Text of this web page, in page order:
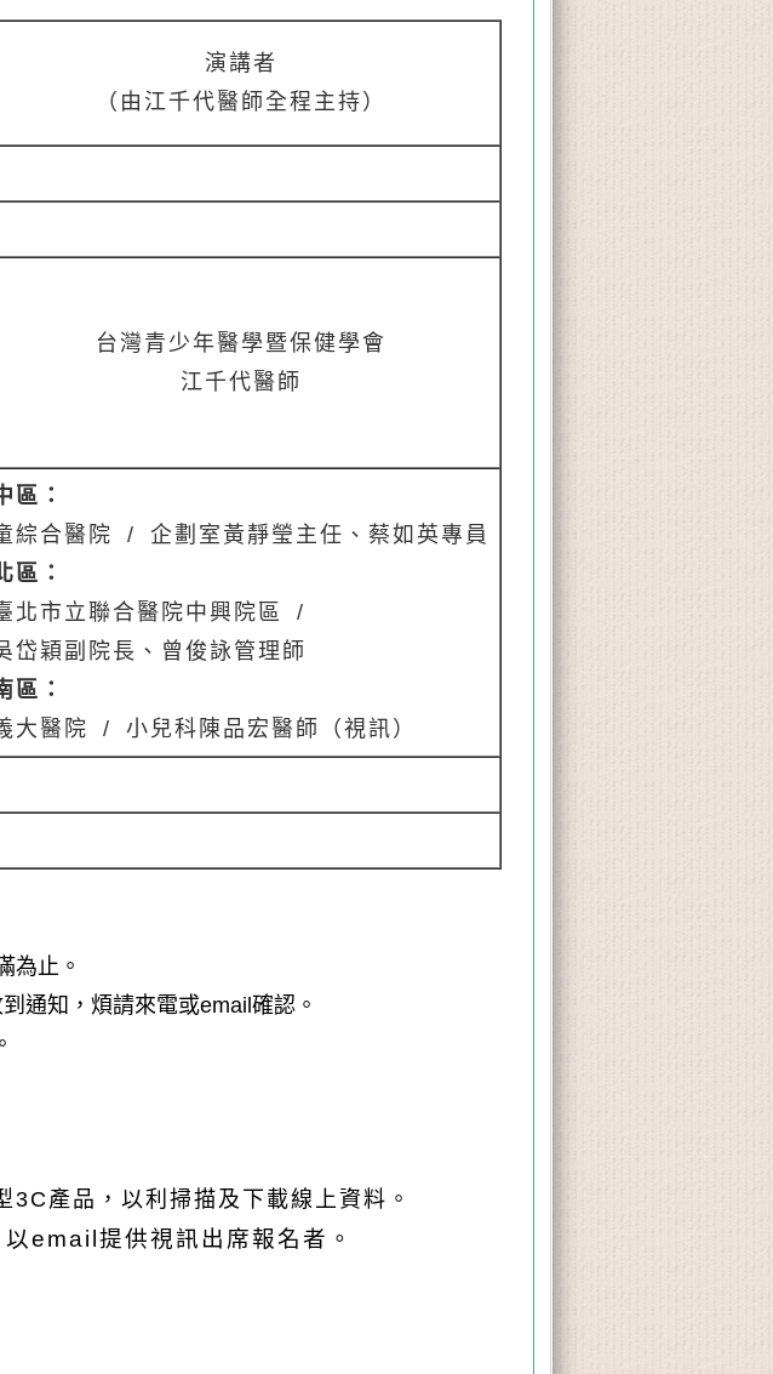
演講者
（由江千代醫師全程主持）
台灣青少年醫學暨保健學會
江千代醫師
區：
綜合醫院 / 企劃室黃靜瑩主任、蔡如英專員
區：
北市立聯合醫院中興院區 /
岱穎副院長、曾俊詠管理師
區：
大醫院 / 小兒科陳品宏醫師（視訊）
為止。
通知，煩請來電或email確認。
產品，以利掃描及下載線上資料。
以email 提供視訊出席報名者。